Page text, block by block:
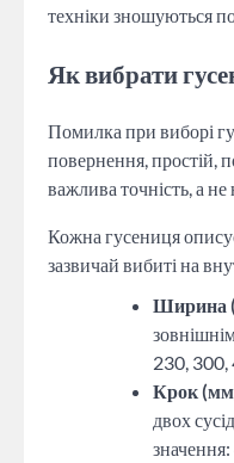
техніки зношуються
Як вибрати
Помилка при виборі
повернення, простій,
важлива точність, а
Кожна гусениця
зазвичай вибиті на
Ширина
230,
Крок
двох